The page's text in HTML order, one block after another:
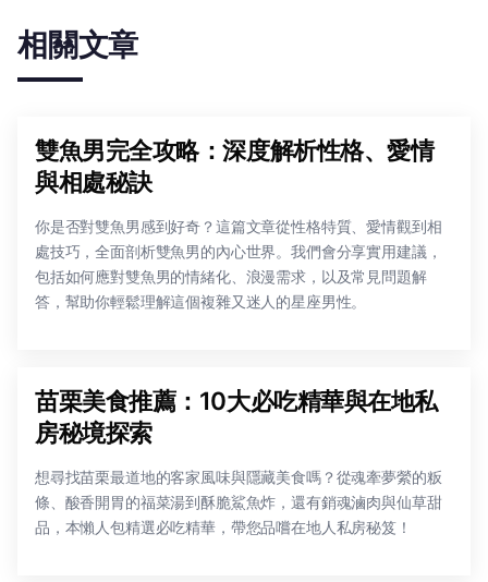
相關文章
雙魚男完全攻略：深度解析性格、愛情
與相處秘訣
你是否對雙魚男感到好奇？這篇文章從性格特質、愛情觀到相
處技巧，全面剖析雙魚男的內心世界。我們會分享實用建議，
包括如何應對雙魚男的情緒化、浪漫需求，以及常見問題解
答，幫助你輕鬆理解這個複雜又迷人的星座男性。
苗栗美食推薦：10大必吃精華與在地私
房秘境探索
想尋找苗栗最道地的客家風味與隱藏美食嗎？從魂牽夢縈的粄
條、酸香開胃的福菜湯到酥脆鯊魚炸，還有銷魂滷肉與仙草甜
品，本懶人包精選必吃精華，帶您品嚐在地人私房秘笈！